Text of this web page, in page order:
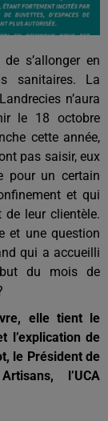
s’allonger en
sanitaires. La
n’aura
le 18 octobre
cette année,
pas saisir, eux
pour un certain
et qui
de leur clientèle.
et une question
qui a accueilli
du mois de
elle tient le
l’explication de
le Président de
l’UCA